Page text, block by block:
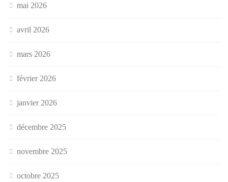
mai 2026
avril 2026
mars 2026
février 2026
janvier 2026
décembre 2025
novembre 2025
octobre 2025